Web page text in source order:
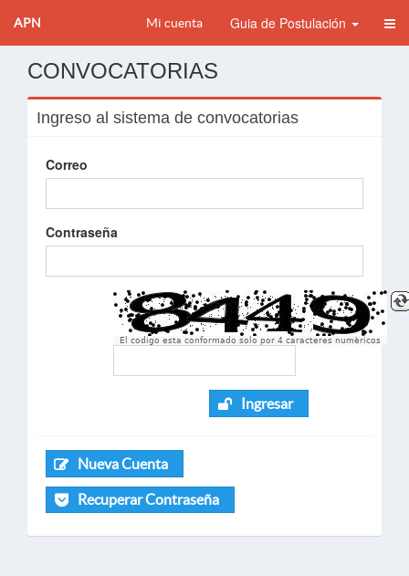
APN Mi cuenta Guia de Postulación
CONVOCATORIAS
Ingreso al sistema de convocatorias
Correo
Contraseña
El codigo esta conformado solo por 4 caracteres numèricos
Ingresar
Nueva Cuenta
Recuperar Contraseña